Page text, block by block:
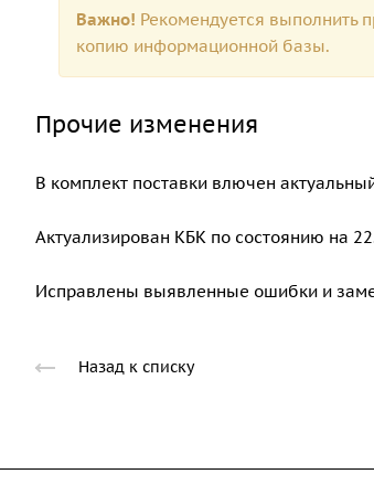
Важно! Рекомендуется выполнить
копию информационной базы.
Прочие изменения
В комплект поставки влючен
Актуализирован КБК по состоянию на
Исправлены выявленные ошибки и
Назад к списку